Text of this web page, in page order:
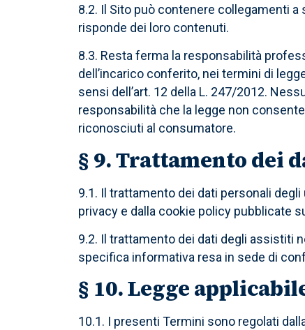
8.2. Il Sito può contenere collegamenti
risponde dei loro contenuti.
8.3. Resta ferma la responsabilità
dell’incarico conferito, nei termini di
sensi dell’art. 12 della L. 247/2012.
responsabilità che la legge non
riconosciuti al consumatore.
§ 9. Trattamento dei
9.1. Il trattamento dei dati personali
privacy e dalla cookie policy pubblicate
9.2. Il trattamento dei dati degli assistiti
specifica informativa resa in sede di
§ 10. Legge
10.1. I presenti Termini sono regolati